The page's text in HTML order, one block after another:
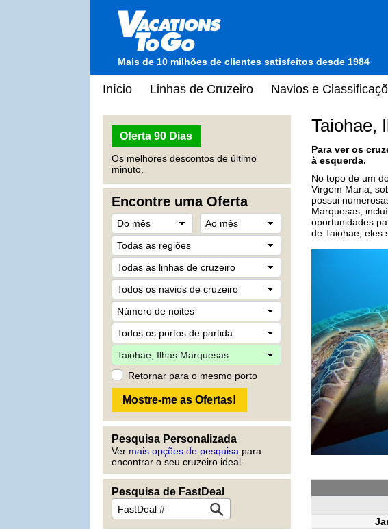
Mais de 10 milhões de clientes satisfeitos desde 1984
Início Linhas de Cruzeiro Navios e
Oferta 90 Dias
Os melhores descontos de último
minuto.
Encontre uma Oferta
Retornar para o mesmo porto
Pesquisa Personalizada
Ver mais opções de pesquisa para
encontrar o seu cruzeiro ideal.
Pesquisa de FastDeal
Taiohae,
Para ver os
à esquerda.
No topo de um
Virgem Maria,
possui
Marquesas,
oportunidades
de Taiohae; eles